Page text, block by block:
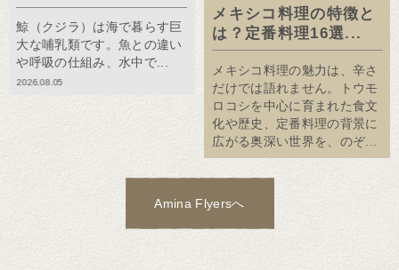
鯨（クジラ）は海で暮らす巨
大な哺乳類です。魚との違い
や呼吸の仕組み、水中で...
2026.08.05
メキシコ料理の特徴と
は？定番料理16選...
メキシコ料理の魅力は、辛さ
だけでは語れません。トウモ
ロコシを中心に育まれた食文
化や歴史、定番料理の背景に
広がる奥深い世界を、のぞ...
Amina Flyersへ